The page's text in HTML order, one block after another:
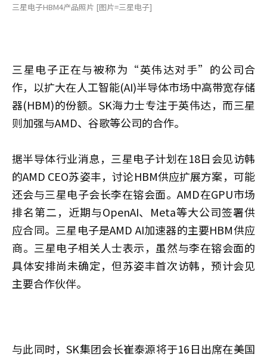
三星电子HBM4产品照片 [图片=三星电子]
三星电子正在与被称为“英伟达对手”的公司合
作，以扩大在人工智能(AI)半导体市场中高带宽存储
器(HBM)的份额。SK海力士专注于英伟达，而三星
则加强与AMD、谷歌等公司的合作。
据半导体行业消息，三星电子计划在18日会见访韩
的AMD CEO苏姿丰，讨论HBM供应扩展方案，可能
还会与三星电子会长李在镕会面。AMD在GPU市场
排名第二，近期与OpenAI、Meta等大公司签署供
应合同。三星电子是AMD AI加速器的主要HBM供应
商。三星电子相关人士表示，虽然与李在镕会面的
具体安排尚未确定，但苏姿丰首次访韩，预计会见
主要合作伙伴。
与此同时，SK集团会长崔泰源将于16日出席在美国